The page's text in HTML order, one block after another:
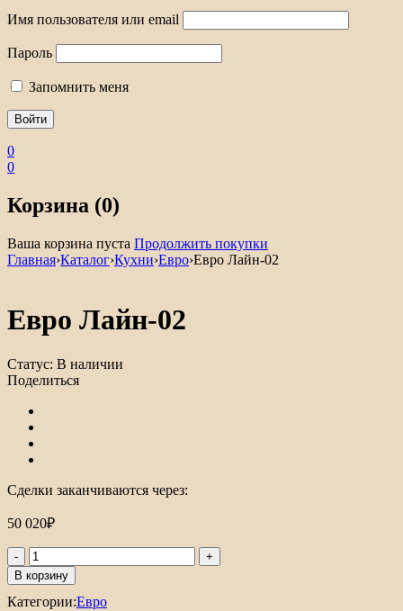
Имя пользователя или email
Пароль
Запомнить меня
0
0
Корзина (0)
Ваша корзина пуста Продолжить покупки
Главная›Каталог›Кухни›Евро›Евро Лайн-02
Евро Лайн-02
Статус: В наличии
Поделиться
Сделки заканчиваются через:
50 020₽
Количество
товара
Евро
Лайн-02
В корзину
Категории:Евро